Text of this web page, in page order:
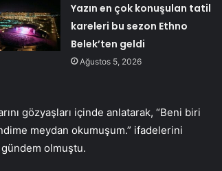
Yazın en çok konuşulan tatil
kareleri bu sezon Ethno
Belek’ten geldi
Ağustos 5, 2026
gözyaşları içinde anlatarak, “Beni biri
meydan okumuşum.” ifadelerini
gündem olmuştu.